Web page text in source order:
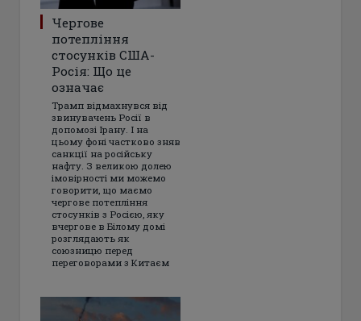
Чергове
потепління
стосунків США-
Росія: Що це
означає
Трамп відмахнувся від
звинувачень Росії в
допомозі Ірану. І на
цьому фоні частково зняв
санкції на російську
нафту. З великою долею
імовірності ми можемо
говорити, що маємо
чергове потепління
стосунків з Росією, яку
вчергове в Білому домі
розглядають як
союзницю перед
переговорами з Китаєм